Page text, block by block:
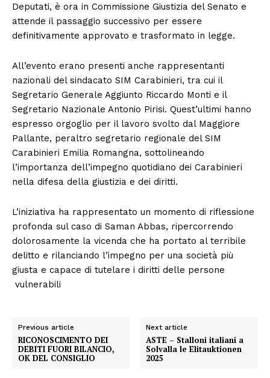
Deputati, è ora in Commissione Giustizia del Senato e
attende il passaggio successivo per essere
definitivamente approvato e trasformato in legge.
All’evento erano presenti anche rappresentanti
nazionali del sindacato SIM Carabinieri, tra cui il
Segretario Generale Aggiunto Riccardo Monti e il
Segretario Nazionale Antonio Pirisi. Quest’ultimi hanno
espresso orgoglio per il lavoro svolto dal Maggiore
Pallante, peraltro segretario regionale del SIM
Carabinieri Emilia Romangna, sottolineando
l’importanza dell’impegno quotidiano dei Carabinieri
nella difesa della giustizia e dei diritti.
L’iniziativa ha rappresentato un momento di riflessione
profonda sul caso di Saman Abbas, ripercorrendo
dolorosamente la vicenda che ha portato al terribile
delitto e rilanciando l’impegno per una società più
giusta e capace di tutelare i diritti delle persone
vulnerabili
Previous article
RICONOSCIMENTO DEI
DEBITI FUORI BILANCIO,
OK DEL CONSIGLIO
Next article
ASTE – Stalloni italiani a
Solvalla le Elitauktionen
2025